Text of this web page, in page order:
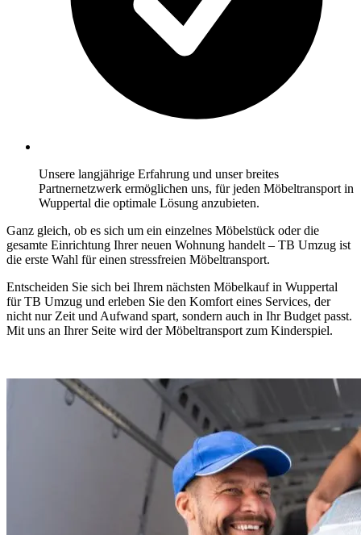
Unsere langjährige Erfahrung und unser breites
Partnernetzwerk ermöglichen uns, für jeden Möbeltransport in
Wuppertal die optimale Lösung anzubieten.
Ganz gleich, ob es sich um ein einzelnes Möbelstück oder die
gesamte Einrichtung Ihrer neuen Wohnung handelt – TB Umzug ist
die erste Wahl für einen stressfreien Möbeltransport.
Entscheiden Sie sich bei Ihrem nächsten Möbelkauf in Wuppertal
für TB Umzug und erleben Sie den Komfort eines Services, der
nicht nur Zeit und Aufwand spart, sondern auch in Ihr Budget passt.
Mit uns an Ihrer Seite wird der Möbeltransport zum Kinderspiel.